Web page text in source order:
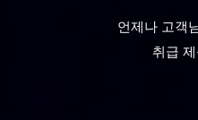
언제나 고객
취급